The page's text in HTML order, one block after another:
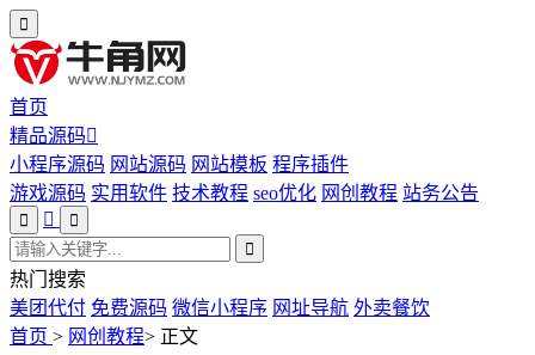
首页
精品源码
小程序源码 网站源码 网站模板 程序插件
游戏源码 实用软件 技术教程 seo优化 网创教程 站务公告
热门搜索
美团代付 免费源码 微信小程序 网址导航 外卖餐饮
首页 > 网创教程> 正文